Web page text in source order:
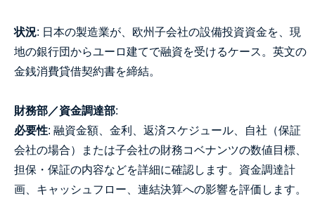
状況: 日本の製造業が、欧州子会社の設備投資資金を、現
地の銀行団からユーロ建てで融資を受けるケース。英文の
金銭消費貸借契約書を締結。
財務部／資金調達部:
必要性: 融資金額、金利、返済スケジュール、自社（保証
会社の場合）または子会社の財務コベナンツの数値目標、
担保・保証の内容などを詳細に確認します。資金調達計
画、キャッシュフロー、連結決算への影響を評価します。